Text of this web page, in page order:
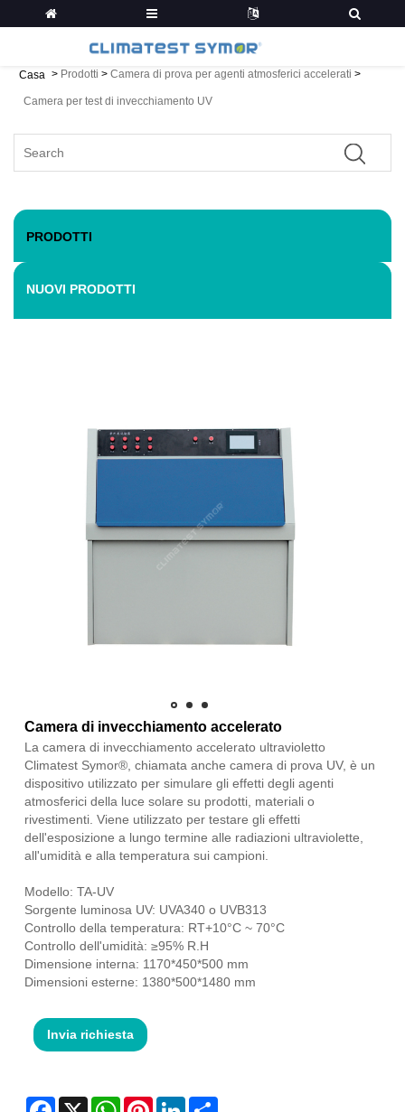
Casa > Prodotti > Camera di prova per agenti atmosferici accelerati >
Camera per test di invecchiamento UV
PRODOTTI
NUOVI PRODOTTI
Camera di invecchiamento accelerato
La camera di invecchiamento accelerato ultravioletto
Climatest Symor®, chiamata anche camera di prova UV, è un
dispositivo utilizzato per simulare gli effetti degli agenti
atmosferici della luce solare su prodotti, materiali o
rivestimenti. Viene utilizzato per testare gli effetti
dell'esposizione a lungo termine alle radiazioni ultraviolette,
all'umidità e alla temperatura sui campioni.
Modello: TA-UV
Sorgente luminosa UV: UVA340 o UVB313
Controllo della temperatura: RT+10°C ~ 70°C
Controllo dell'umidità: ≥95% R.H
Dimensione interna: 1170*450*500 mm
Dimensioni esterne: 1380*500*1480 mm
Invia richiesta
Facebook
X WhatsAppPinterestLinkedIn